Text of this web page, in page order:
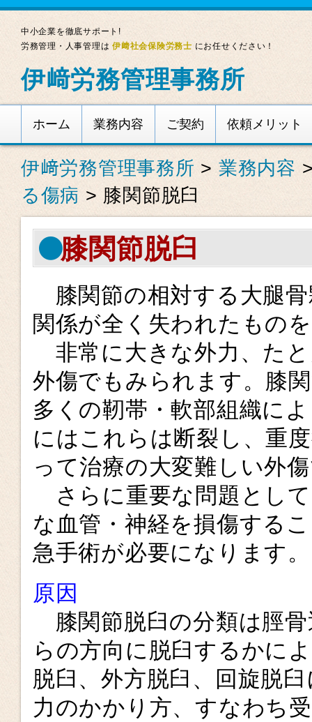
中小企業を徹底サポート!
労務管理・人事管理は伊﨑社会保険労務士 にお任せください！
伊﨑労務管理事務所
ホーム 業務内容 ご契約 依頼メリット
伊﨑労務管理事務所 > 業務内容
る傷病 > 膝関節脱臼
膝関節脱臼
膝関節の相対する大腿
関係が全く失われたもの
非常に大きな外力、た
外傷でもみられます。膝
多くの靭帯・軟部組織に
にはこれらは断裂し、重
って治療の大変難しい外
さらに重要な問題とし
な血管・神経を損傷する
急手術が必要になります。
原因
膝関節脱臼の分類は脛
らの方向に脱臼するかに
脱臼、外方脱臼、回旋脱
力のかかり方、すなわち